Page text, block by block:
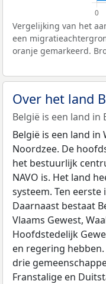
Vergelijking van het
een
oranje gemarkeerd.
Over het land
België is een land in
België is een land in
Noordzee. De
het bestuurlijk
NAVO is. Het land
systeem. Ten
Daarnaast bestaat
Vlaams Gewest,
Hoofdstedelijk
en regering
drie
Franstalige en